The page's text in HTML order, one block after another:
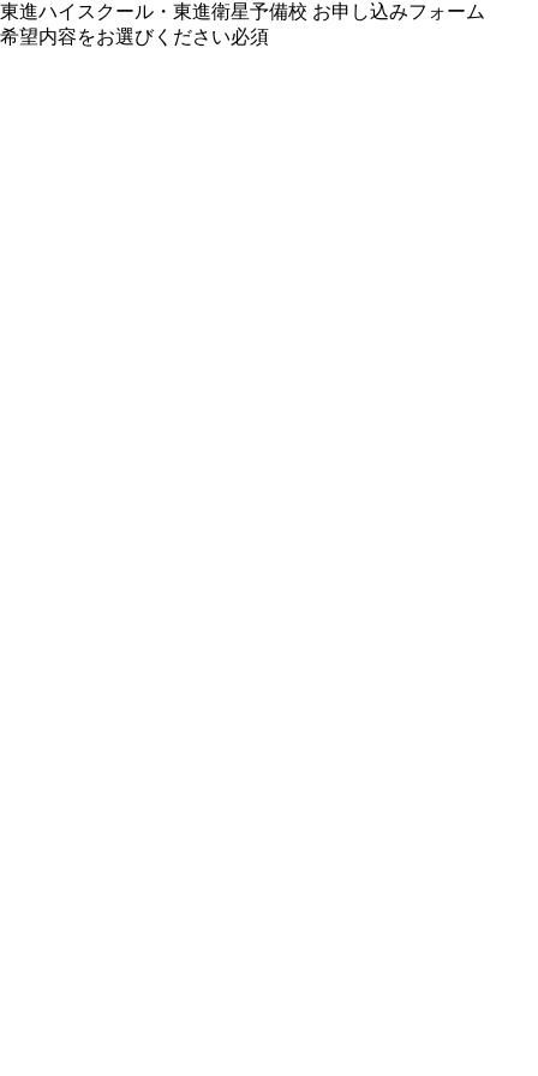
東進ハイスクール・東進衛星予備校 お申し込みフォーム
希望内容をお選びください必須